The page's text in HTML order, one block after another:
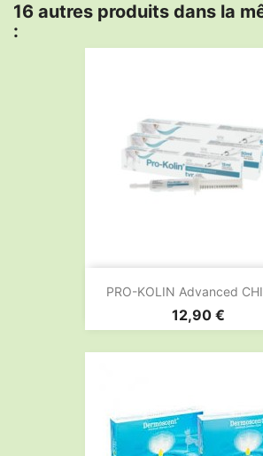
16 autres produits dans la
:
PRO-KOLIN Advanced
Prix
12,90 €